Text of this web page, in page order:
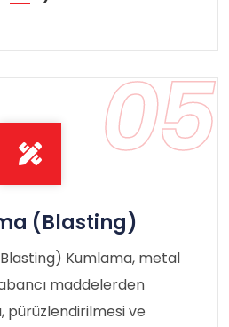
05
(Blasting)
Kumlama, metal
maddelerden
pürüzlendirilmesi ve